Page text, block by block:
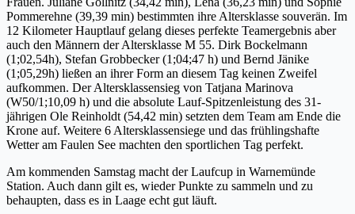
Pommerehne (39,39 min) bestimmten ihre Altersklasse souverän. Im
12 Kilometer Hauptlauf gelang dieses perfekte Teamergebnis aber
auch den Männern der Altersklasse M 55. Dirk Bockelmann
(1;02,54h), Stefan Grobbecker (1;04;47 h) und Bernd Jänike
(1;05,29h) ließen an ihrer Form an diesem Tag keinen Zweifel
aufkommen. Der Altersklassensieg von Tatjana Marinova
(W50/1;10,09 h) und die absolute Lauf-Spitzenleistung des 31-
jährigen Ole Reinholdt (54,42 min) setzten dem Team am Ende die
Krone auf. Weitere 6 Altersklassensiege und das frühlingshafte
Wetter am Faulen See machten den sportlichen Tag perfekt.
Am kommenden Samstag macht der Laufcup in Warnemünde
Station. Auch dann gilt es, wieder Punkte zu sammeln und zu
behaupten, dass es in Laage echt gut läuft.